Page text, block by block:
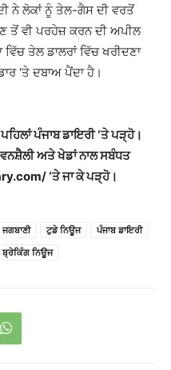
ਨੇ ਲੋਕਾਂ ਨੂੰ ਤੇਲ-ਗੈਸ ਦੀ ਵਰਤੋਂ
ਤੋਂ ਵੀ ਪਰਹੇਜ਼ ਕਰਨ ਦੀ ਅਪੀਲ
ਵਿੱਚ ਤੇਲ ਡਾਲਰਾਂ ਵਿੱਚ ਖਰੀਦਣਾ
‘ਤੇ ਦਬਾਅ ਪੈਂਦਾ ਹੈ।
ਪੰਜਾਬ ਡਾਇਰੀ ‘ਤੇ ਪੜ੍ਹੋ।
ਅਤੇ ਖੇਡਾਂ ਨਾਲ ਸਬੰਧਤ
‘ਤੇ ਜਾ ਕੇ ਪੜ੍ਹੋ।
ਜਗਬਾਣੀ ਟੁਡੇ ਨਿਊਜ
ਪੰਜਾਬ ਡਾਇਰੀ
ਬ੍ਰੇਕਿੰਗ ਨਿਊਜ